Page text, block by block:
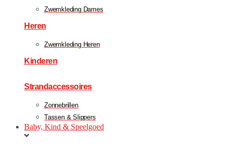
Zwemkleding Dames
Heren
Zwemkleding Heren
Kinderen
Strandaccessoires
Zonnebrillen
Tassen & Slippers
Baby, Kind & Speelgoed